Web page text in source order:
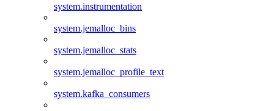
system.instrumentation
system.jemalloc_bins
system.jemalloc_stats
system.jemalloc_profile_text
system.kafka_consumers